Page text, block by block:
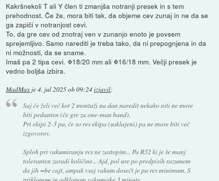
Kakršnekoli T ali Y člen ti zmanjša notranji presek in s tem
prehodnost. Če že, mora biti tak, da objeme cev zunaj in ne da se
ga zapiči v notranjost cevi.
To, da gre cev od znotraj ven v zunanjo enoto je povsem
sprejemljivo. Samo narediti je treba tako, da ni prepognjena in da
ni možnosti, da se sname.
Imaš pa 2 tipa cevi. Φ18/20 mm ali Φ16/18 mm. Večji presek je
vedno boljša izbira.
MadMax je4. jul 2025 ob 09:24izjavil:
Saj če želi več kot 2 montaži na dan naredit nekako niti ne more
biti pedanten (če gre za one-man band).
Pri ekipi 2-3 pa, če so res ekipa (usklajeni) pa ne more biti več
izgovorov.
Sploh pri vakumiranju res ne zastopim... Pa R32 ki je še manj
toleranten zaradi količine... Ajd, pol ure po predpisih razumem
da jih =be cajt, ampak vsaj vakum dosečt je pa res minimum. S